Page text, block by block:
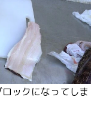
ックになってしま